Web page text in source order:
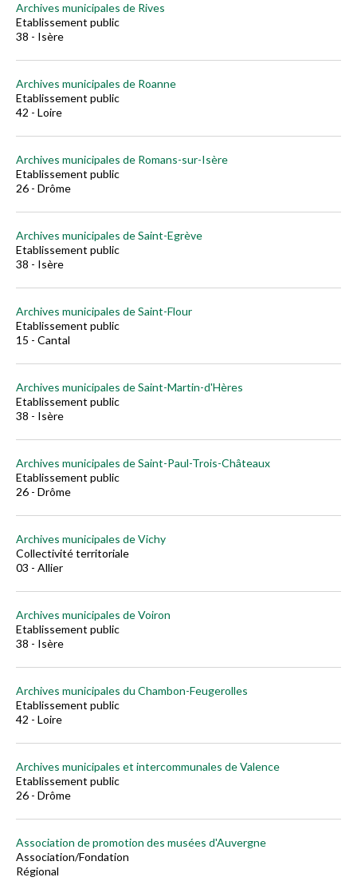
Archives municipales de Rives
Etablissement public
38 - Isère
Archives municipales de Roanne
Etablissement public
42 - Loire
Archives municipales de Romans-sur-Isère
Etablissement public
26 - Drôme
Archives municipales de Saint-Egrève
Etablissement public
38 - Isère
Archives municipales de Saint-Flour
Etablissement public
15 - Cantal
Archives municipales de Saint-Martin-d'Hères
Etablissement public
38 - Isère
Archives municipales de Saint-Paul-Trois-Châteaux
Etablissement public
26 - Drôme
Archives municipales de Vichy
Collectivité territoriale
03 - Allier
Archives municipales de Voiron
Etablissement public
38 - Isère
Archives municipales du Chambon-Feugerolles
Etablissement public
42 - Loire
Archives municipales et intercommunales de Valence
Etablissement public
26 - Drôme
Association de promotion des musées d'Auvergne
Association/Fondation
Régional